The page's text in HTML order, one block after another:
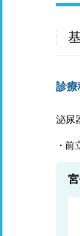
診療
泌尿
前